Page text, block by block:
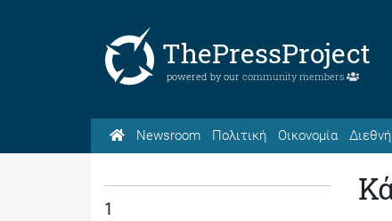
ThePressProject
powered by our community members
Newsroom Πολιτική Οικονομία Διεθνή
1